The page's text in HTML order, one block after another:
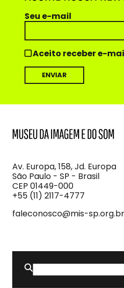
Seu e-mail
Aceito receber e-
Imagem
e
do
Som
Av. Europa, 158, Jd. Europa
São Paulo - SP - Brasil
CEP 01449-000
+55 (11) 2117-4777
faleconosco@mis-sp.org.br
Buscar
por: